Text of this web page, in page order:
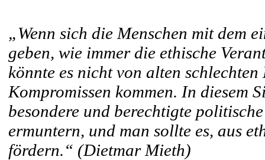
„Wenn sich die Menschen mit dem
geben, wie immer die ethische
könnte es nicht von alten schlechten
Kompromissen kommen. In diesem
besondere und berechtigte
ermuntern, und man sollte es, aus
fördern.“ (Dietmar Mieth)